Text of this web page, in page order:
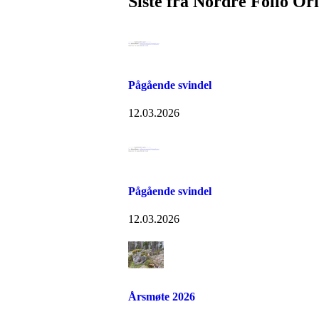
Pågående svindel
12.03.2026
Pågående svindel
12.03.2026
Årsmøte 2026